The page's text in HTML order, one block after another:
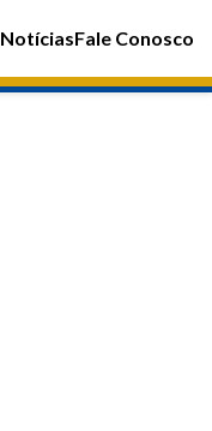
NotíciasFale Conosco